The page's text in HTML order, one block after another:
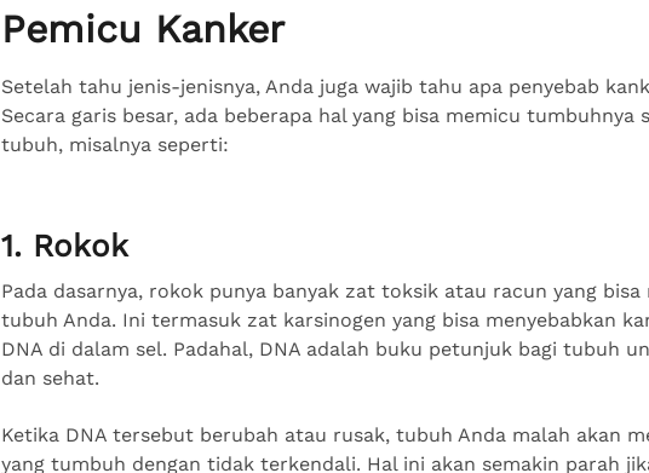
Pemicu Kanker
Setelah tahu jenis-jenisnya, Anda juga wajib tahu apa penyebab
Secara garis besar, ada beberapa hal yang bisa memicu tumbuhnya
tubuh, misalnya seperti:
1. Rokok
Pada dasarnya, rokok punya banyak zat toksik atau racun yang bisa
tubuh Anda. Ini termasuk zat karsinogen yang bisa menyebabkan
DNA di dalam sel. Padahal, DNA adalah buku petunjuk bagi tubuh
dan sehat.
Ketika DNA tersebut berubah atau rusak, tubuh Anda malah akan
yang tumbuh dengan tidak terkendali. Hal ini akan semakin parah